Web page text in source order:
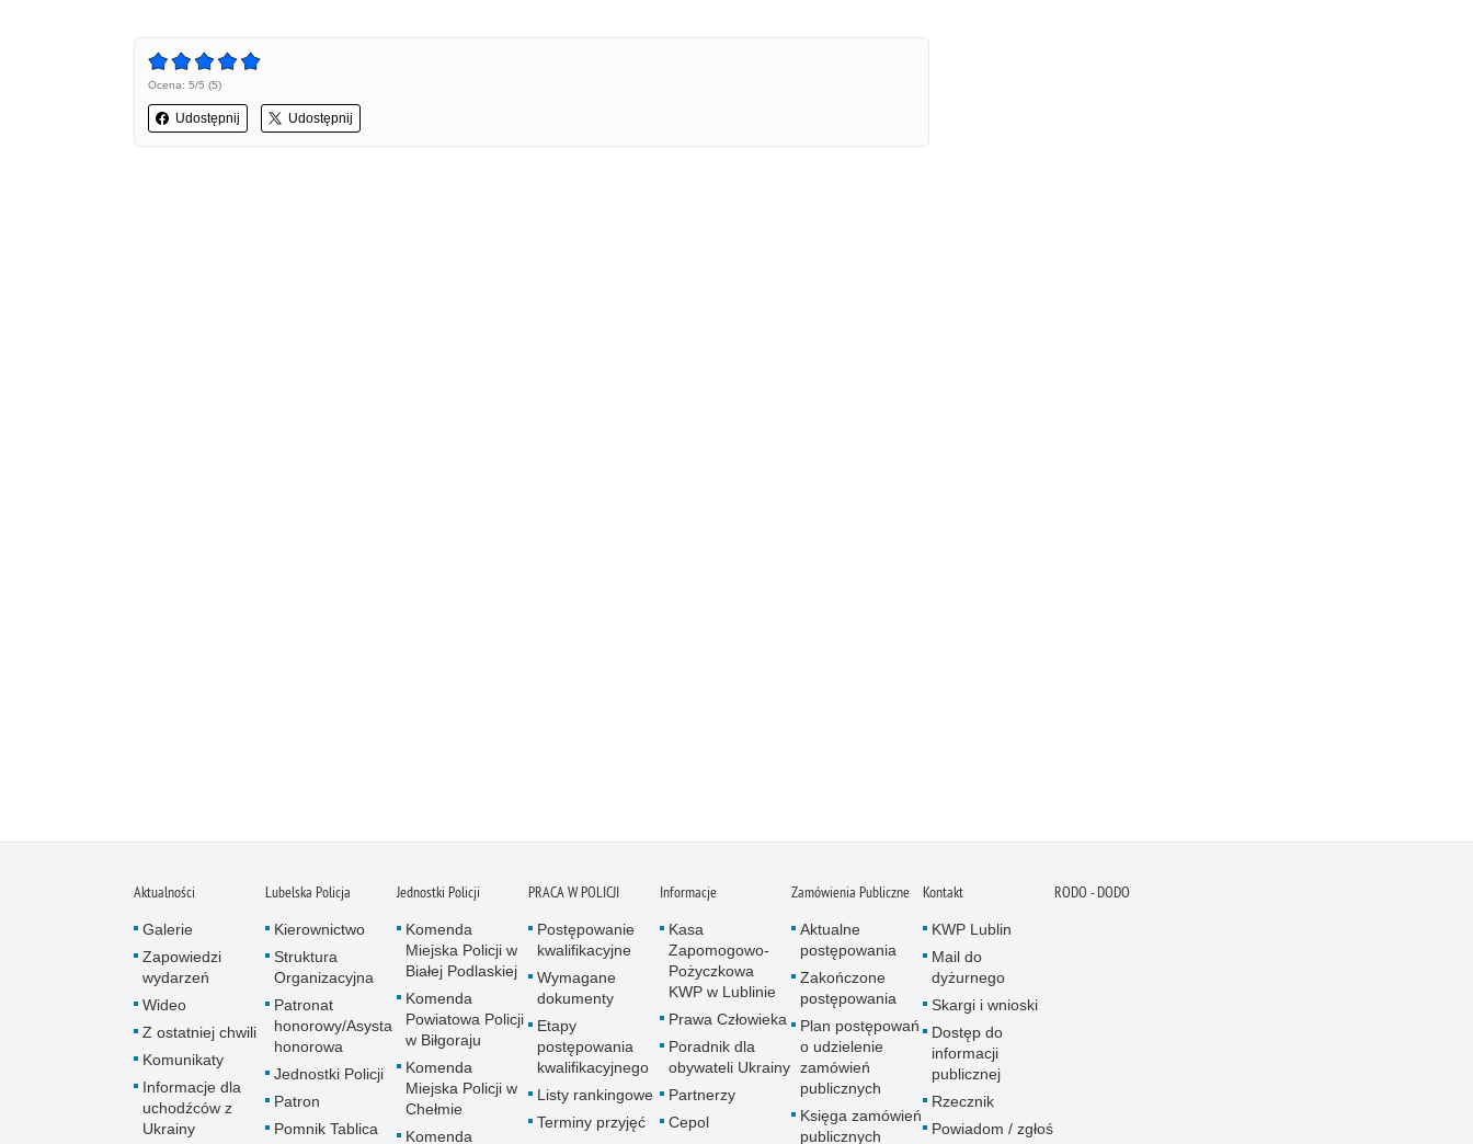
Ocena: 5/5 (5)
Udostępnij Udostępnij
Aktualności
Galerie
Zapowiedzi
wydarzeń
Wideo
Z ostatniej chwili
Komunikaty
Informacje dla
uchodźców z
Ukrainy
Lubelska Policja
Kierownictwo
Struktura
Organizacyjna
Patronat
honorowy/Asysta
honorowa
Jednostki Policji
Patron
Pomnik Tablica
Jednostki Policji
Komenda
Miejska Policji w
Białej Podlaskiej
Komenda
Powiatowa Policji
w Biłgoraju
Komenda
Miejska Policji w
Chełmie
Komenda
PRACA W POLICJI
Postępowanie
kwalifikacyjne
Wymagane
dokumenty
Etapy
postępowania
kwalifikacyjnego
Listy rankingowe
Terminy przyjęć
Informacje
Kasa
Zapomogowo-
Pożyczkowa
KWP w Lublinie
Prawa Człowieka
Poradnik dla
obywateli Ukrainy
Partnerzy
Cepol
Zamówienia Publiczne
Aktualne
postępowania
Zakończone
postępowania
Plan postępowań
o udzielenie
zamówień
publicznych
Księga zamówień
publicznych
Kontakt
KWP Lublin
Mail do
dyżurnego
Skargi i wnioski
Dostęp do
informacji
publicznej
Rzecznik
Powiadom / zgłoś
RODO - DODO